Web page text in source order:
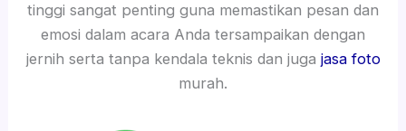
tinggi sangat penting guna memastikan pesan dan
emosi dalam acara Anda tersampaikan dengan
jernih serta tanpa kendala teknis dan juga jasa foto
murah.